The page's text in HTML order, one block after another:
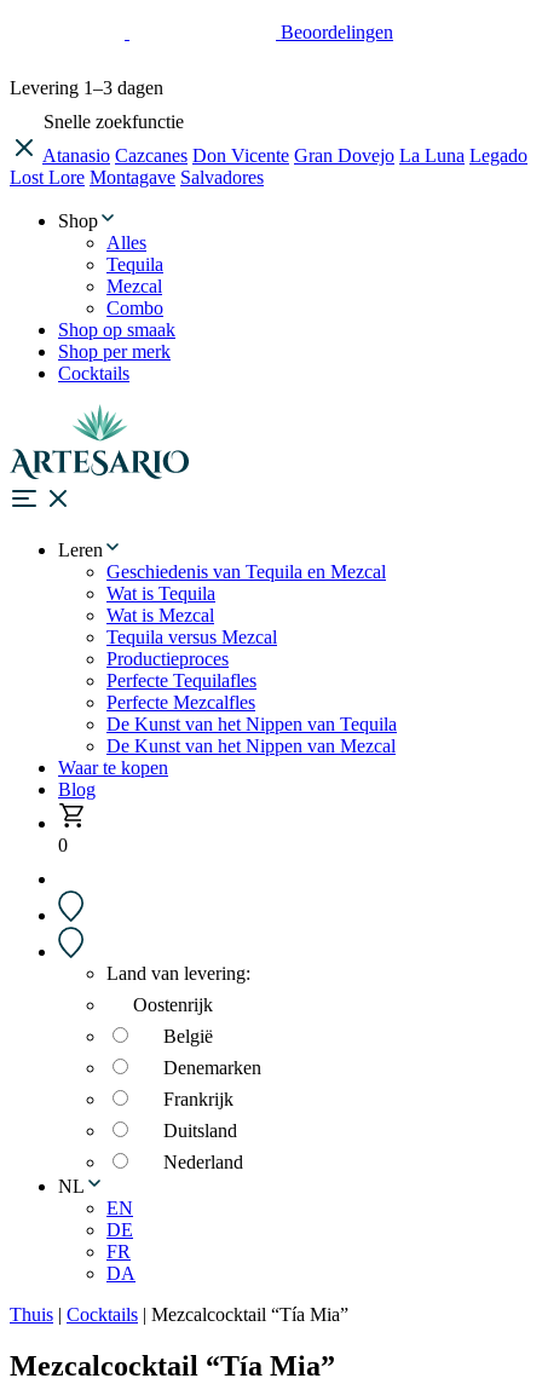
Beoordelingen
Levering 1–3 dagen
Snelle zoekfunctie
Atanasio Cazcanes Don Vicente Gran Dovejo La Luna Legado
Lost Lore Montagave Salvadores
Shop
Alles
Tequila
Mezcal
Combo
Shop op smaak
Shop per merk
Cocktails
Leren
Geschiedenis van Tequila en Mezcal
Wat is Tequila
Wat is Mezcal
Tequila versus Mezcal
Productieproces
Perfecte Tequilafles
Perfecte Mezcalfles
De Kunst van het Nippen van Tequila
De Kunst van het Nippen van Mezcal
Waar te kopen
Blog
0
Land van levering:
Oostenrijk
België
Denemarken
Frankrijk
Duitsland
Nederland
NL
EN
DE
FR
DA
Thuis | Cocktails | Mezcalcocktail “Tía Mia”
Mezcalcocktail “Tía Mia”